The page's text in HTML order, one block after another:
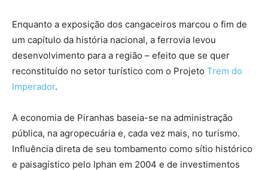
Enquanto a exposição dos cangaceiros marcou o fim de
um capítulo da história nacional, a ferrovia levou
desenvolvimento para a região – efeito que se quer
reconstituído no setor turístico com o Projeto Trem do
Imperador.
A economia de Piranhas baseia-se na administração
pública, na agropecuária e, cada vez mais, no turismo.
Influência direta de seu tombamento como sítio histórico
e paisagístico pelo Iphan em 2004 e de investimentos